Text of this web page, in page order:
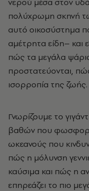
πολύχρωμη σκηνή
αυτό οικοσύστημα
αμέτρητα είδη– και
πώς τα μεγάλα
προστατεύονται,
ισορροπία της ζωής.
Γνωρίζουμε το
βαθών που
ωκεανούς που
πώς η μόλυνση
καύσιμα και πώς η
επηρεάζει το πιο